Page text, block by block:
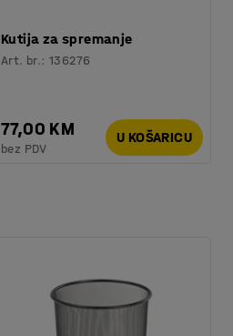
Kutija za spremanje
Art. br.:136276
77,00 KM
bez PDV
U KOŠARICU